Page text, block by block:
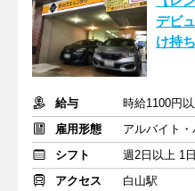
デビ
け持
給与
時給1100円
雇用形態
アルバイト・
シフト
週2日以上 1
アクセス
白山駅